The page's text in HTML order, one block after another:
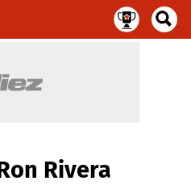
Rivera